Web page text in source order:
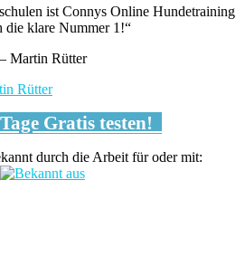
ist Connys Online Hundetraining
die klare Nummer 1!“
– Martin Rütter
Gratis testen!
durch die Arbeit für oder mit: